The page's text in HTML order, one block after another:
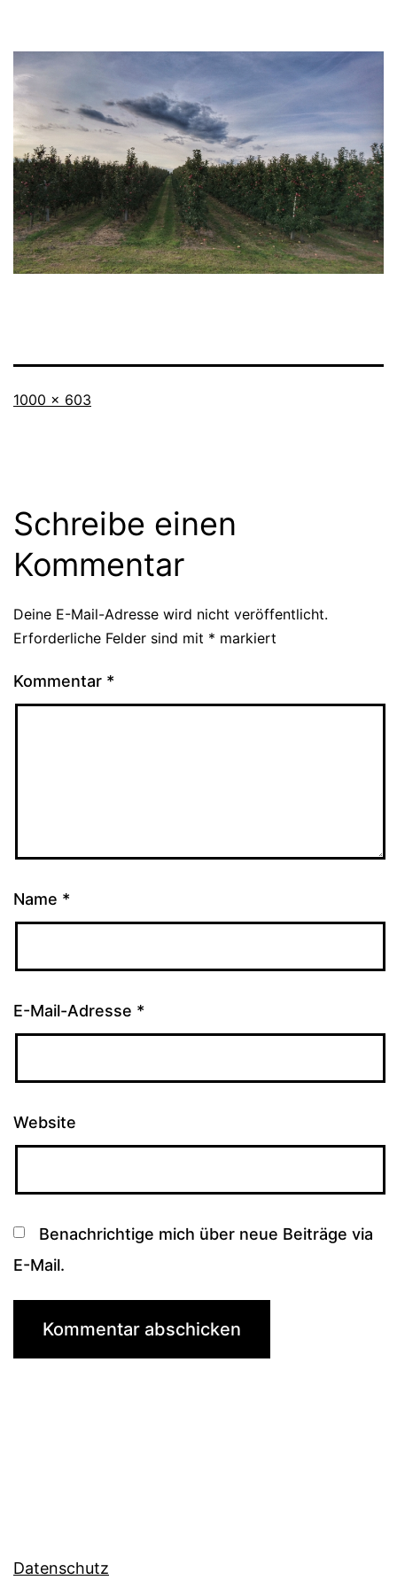
Originalgröße
1000 × 603
Schreibe einen
Kommentar
Deine E-Mail-Adresse wird nicht veröffentlicht.
Erforderliche Felder sind mit * markiert
Kommentar *
Name *
E-Mail-Adresse *
Website
Benachrichtige mich über neue Beiträge via
E-Mail.
Datenschutz